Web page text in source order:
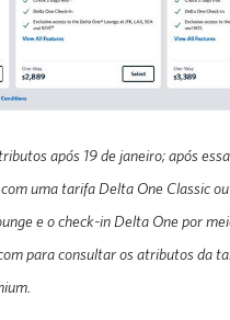
após 19 de janeiro; após
uma tarifa Delta One Classic
e o check-in Delta One por
para consultar os atributos da